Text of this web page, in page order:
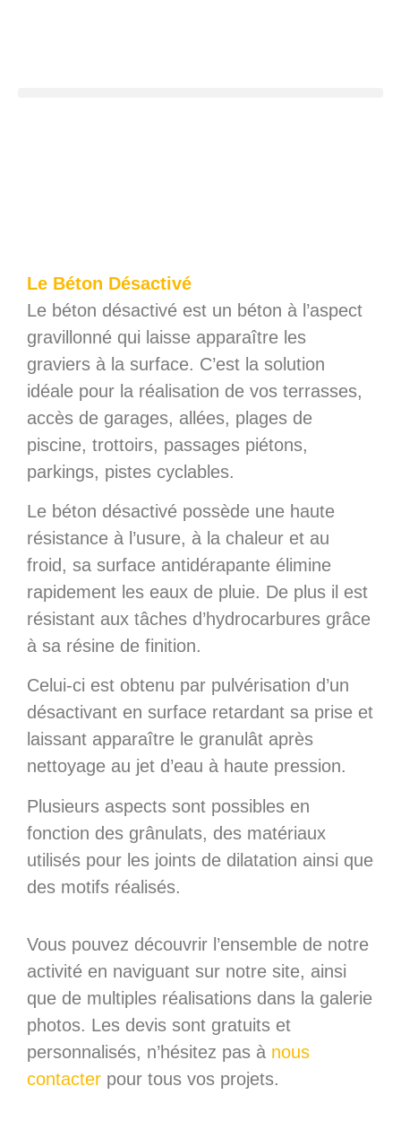
Le Béton Désactivé
Le béton désactivé est un béton à l’aspect
gravillonné qui laisse apparaître les
graviers à la surface. C’est la solution
idéale pour la réalisation de vos terrasses,
accès de garages, allées, plages de
piscine, trottoirs, passages piétons,
parkings, pistes cyclables.
Le béton désactivé possède une haute
résistance à l’usure, à la chaleur et au
froid, sa surface antidérapante élimine
rapidement les eaux de pluie. De plus il est
résistant aux tâches d’hydrocarbures grâce
à sa résine de finition.
Celui-ci est obtenu par pulvérisation d’un
désactivant en surface retardant sa prise et
laissant apparaître le granulât après
nettoyage au jet d’eau à haute pression.
Plusieurs aspects sont possibles en
fonction des grânulats, des matériaux
utilisés pour les joints de dilatation ainsi que
des motifs réalisés.
Vous pouvez découvrir l’ensemble de notre
activité en naviguant sur notre site, ainsi
que de multiples réalisations dans la galerie
photos. Les devis sont gratuits et
personnalisés, n’hésitez pas à nous
contacter pour tous vos projets.